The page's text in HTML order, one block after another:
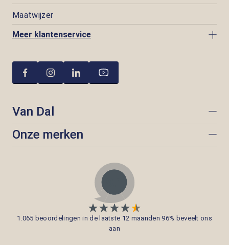
Maatwijzer
Meer klantenservice
Van Dal
Onze merken
1.065 beoordelingen in de laatste 12 maanden 96% beveelt ons
aan